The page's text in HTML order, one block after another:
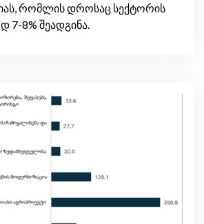
რომლის დროსაც სექტორის
7-8% შეადგინა.